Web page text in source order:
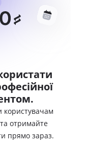
користувачам
отримайте
прямо зараз.